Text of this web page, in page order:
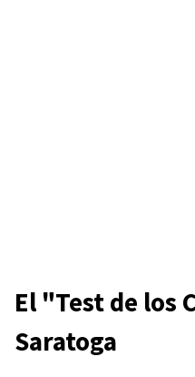
El "Test de los
Saratoga